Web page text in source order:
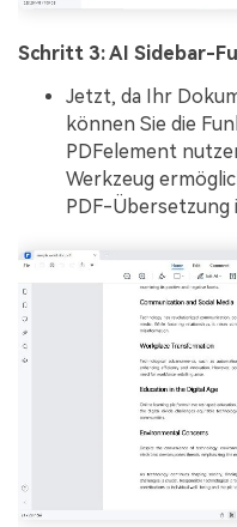
Schritt 3: AI Sidebar-
Jetzt, da Ihr
können Sie die
PDFelement
Werkzeug
PDF-Übersetzung